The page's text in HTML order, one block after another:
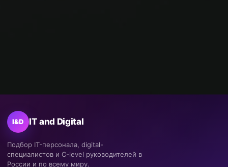
I&D IT and Digital
Подбор IT-персонала, digital-
специалистов и C-level руководителей в
России и по всему миру.